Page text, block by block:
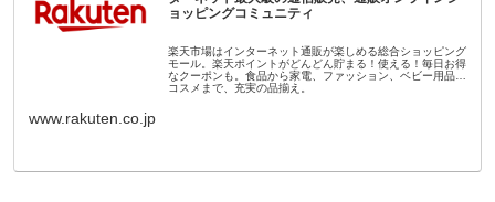
ョッピングコミュニティ
楽天市場はインターネット通販が楽しめる総合ショッピング
モール。楽天ポイントがどんどん貯まる！使える！毎日お得
なクーポンも。食品から家電、ファッション、ベビー用品、
コスメまで、充実の品揃え。
www.rakuten.co.jp